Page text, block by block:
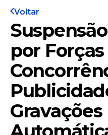
Voltar
por
Gravações